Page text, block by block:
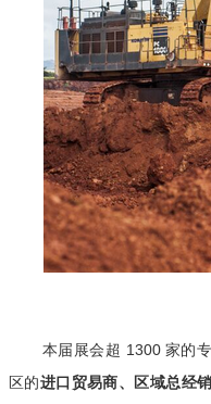
本届展会超 1300 家的
区的进口贸易商、区域总经